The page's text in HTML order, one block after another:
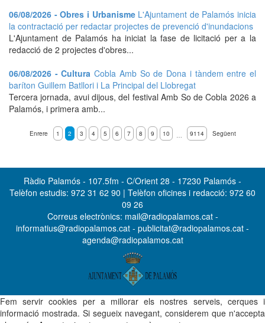
06/08/2026 - Obres i Urbanisme L'Ajuntament de Palamós inicia
la contractació per redactar projectes de prevenció d'inundacions
L'Ajuntament de Palamós ha iniciat la fase de licitació per a la
redacció de 2 projectes d'obres...
06/08/2026 - CulturaCobla Amb So de Dona i tàndem entre el
baríton Guillem Batllori i La Principal del Llobregat
Tercera jornada, avui dijous, del festival Amb So de Cobla 2026 a
Palamós, i primera amb...
Enrere 1 2 3 4 5 6 7 8 9 10 … 9114 Següent
Ràdio Palamós - 107.5fm - C/Orient 28 - 17230 Palamós -
Telèfon estudis: 972 31 62 90 | Telèfon oficines i redacció: 972 60
09 26
Correus electrònics: mail@radiopalamos.cat -
informatius@radiopalamos.cat - publicitat@radiopalamos.cat -
agenda@radiopalamos.cat
Fem servir cookies per a millorar els nostres serveis, cerques i
informació mostrada. Si segueix navegant, considerem que n'accepta